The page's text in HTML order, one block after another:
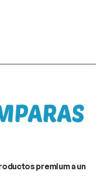
premium a un